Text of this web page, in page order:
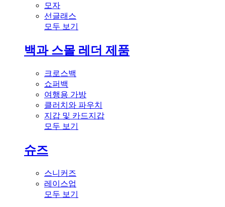
모자
선글래스
모두 보기
백과 스몰 레더 제품
크로스백
쇼퍼백
여행용 가방
클러치와 파우치
지갑 및 카드지갑
모두 보기
슈즈
스니커즈
레이스업
모두 보기